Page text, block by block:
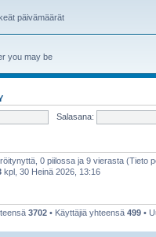
päivämäärät
you may be
Salasana:
0 piilossa ja 9 vierasta (Tieto
kpl, 30 Heinä 2026, 13:16
3702 • Käyttäjiä yhteensä 499 •